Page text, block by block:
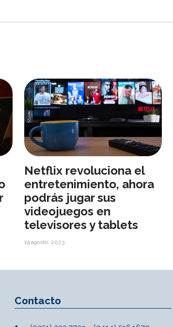
Netflix revoluciona el
entretenimiento, ahora
podrás jugar sus
videojuegos en
televisores y tablets
19 agosto, 2023
Contacto